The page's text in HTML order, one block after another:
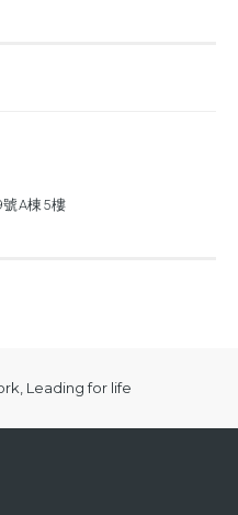
A棟5樓
Leading for life